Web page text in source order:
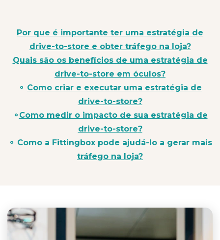
Por que é importante ter uma estratégia de
drive-to-store e obter tráfego na loja?
Quais são os benefícios de uma estratégia de
drive-to-store em óculos?
⚬ Como criar e executar uma estratégia de
drive-to-store?
⚬ Como medir o impacto de sua estratégia de
drive-to-store?
⚬ Como a Fittingbox pode ajudá-lo a gerar mais
tráfego na loja?